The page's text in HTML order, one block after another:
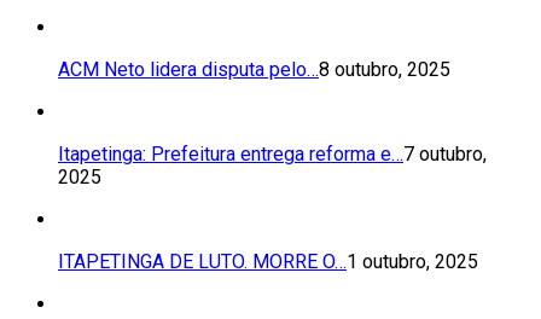
ACM Neto lidera disputa pelo…8 outubro, 2025
Itapetinga: Prefeitura entrega reforma e…7 outubro,
2025
ITAPETINGA DE LUTO. MORRE O…1 outubro, 2025